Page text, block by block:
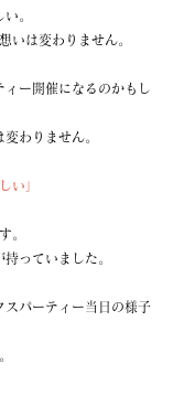
。
いは変わりません。
ィー開催になるのかもし
わりません。
い」
。
っていました。
スパーティー当日の様子